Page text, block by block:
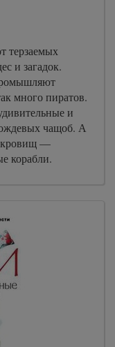
терзаемых
и загадок.
много пиратов.
и
чащоб. А
—
корабли.